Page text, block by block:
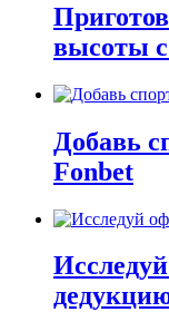
высоты
Добавь
Fonbet